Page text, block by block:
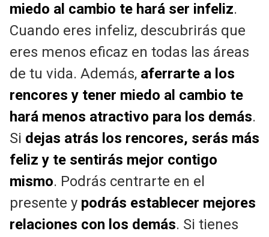
miedo al cambio te hará ser infeliz.
Cuando eres infeliz, descubrirás que
eres menos eficaz en todas las áreas
de tu vida. Además, aferrarte a los
rencores y tener miedo al cambio te
hará menos atractivo para los demás.
Si dejas atrás los rencores, serás más
feliz y te sentirás mejor contigo
mismo. Podrás centrarte en el
presente y podrás establecer mejores
relaciones con los demás. Si tienes